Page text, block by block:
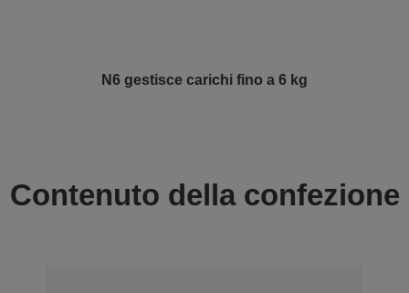
N6 gestisce carichi fino a 6 kg
Contenuto della confezione